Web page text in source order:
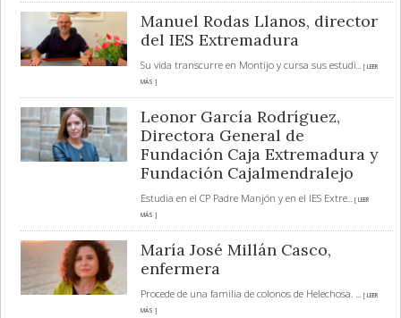
Manuel Rodas Llanos, director
del IES Extremadura
Su vida transcurre en Montijo y cursa sus estudi... [ LEER
MÁS ]
Leonor García Rodríguez,
Directora General de
Fundación Caja Extremadura y
Fundación Cajalmendralejo
Estudia en el CP Padre Manjón y en el IES Extre... [ LEER
MÁS ]
María José Millán Casco,
enfermera
Procede de una familia de colonos de Helechosa.
... [ LEER
MÁS ]